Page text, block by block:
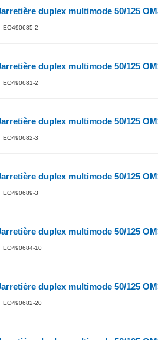
duplex multimode 50/125
2
duplex multimode 50/125
2
duplex multimode 50/125
3
duplex multimode 50/125
3
duplex multimode 50/125
10
duplex multimode 50/125
20